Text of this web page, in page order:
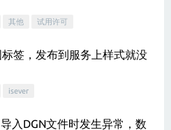
其他 试用许可
签，发布到服务上样式就没
isever
入DGN文件时发生异常，数